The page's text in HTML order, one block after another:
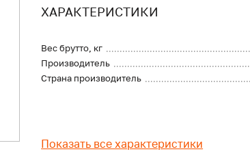
ХАРАКТЕРИСТИКИ
Вес брутто, кг
Производитель
Страна производитель
Показать все характеристики